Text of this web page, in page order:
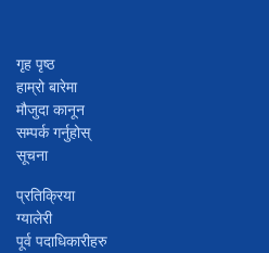
गृह पृष्ठ
हाम्रो बारेमा
मौजुदा कानून
सम्पर्क गर्नुहोस्
सूचना
प्रतिक्रिया
ग्यालेरी
पूर्व पदाधिकारीहरु